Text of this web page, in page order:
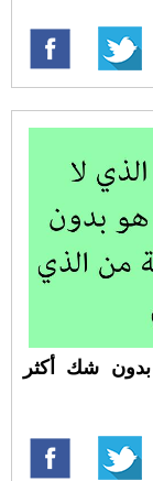
شك أكثر